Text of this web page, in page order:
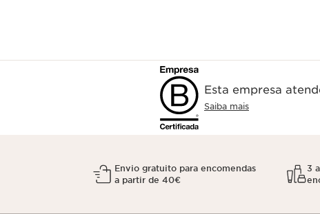
Esta empresa
Saiba mais
Envio gratuito para encomendas
a partir de 40€
3